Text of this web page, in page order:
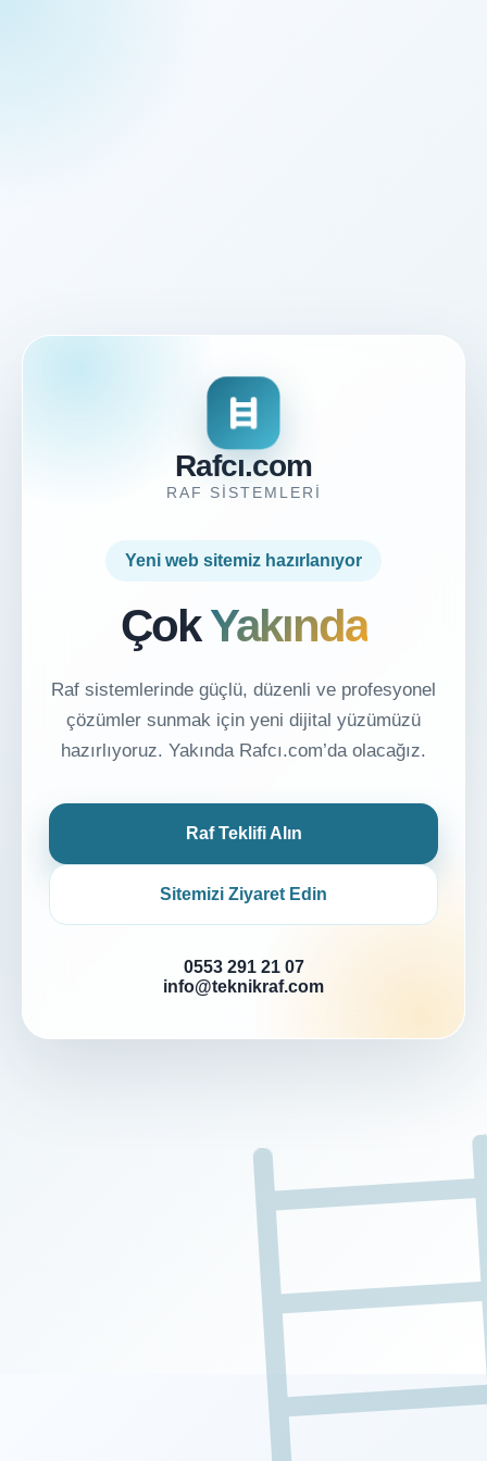
Rafcı.com
RAF SISTEMLERI
Yeni web sitemiz hazırlanıyor
ÇokYakında
Raf sistemlerinde güçlü, düzenli ve profesyonel
çözümler sunmak için yeni dijital yüzümüzü
hazırlıyoruz. Yakında Rafcı.com’da olacağız.
Raf Teklifi Alın
Sitemizi Ziyaret Edin
0553 291 21 07
info@teknikraf.com